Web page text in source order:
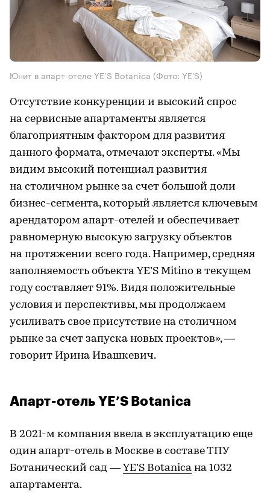
Юнит в апарт-отеле YE’S Botanica (Фото: YE'S)
Отсутствие конкуренции и высокий спрос
на сервисные апартаменты является
благоприятным фактором для развития
данного формата, отмечают эксперты. «Мы
видим высокий потенциал развития
на столичном рынке за счет большой доли
бизнес-сегмента, который является ключевым
арендатором апарт-отелей и обеспечивает
равномерную высокую загрузку объектов
на протяжении всего года. Например, средняя
заполняемость объекта YE’S Mitino в текущем
году составляет 91%. Видя положительные
условия и перспективы, мы продолжаем
усиливать свое присутствие на столичном
рынке за счет запуска новых проектов», —
говорит Ирина Ивашкевич.
Апарт-отель YE’S Botanica
В 2021-м компания ввела в эксплуатацию еще
один апарт-отель в Москве в составе ТПУ
Ботанический сад — YE’S Botanica на 1032
апартамента.